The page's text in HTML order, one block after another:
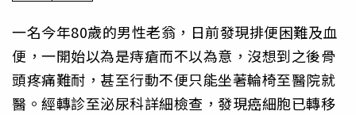
一名今年80歲的男性老翁，日前發現排便困難及血
便，一開始以為是痔瘡而不以為意，沒想到之後骨
頭疼痛難耐，甚至行動不便只能坐著輪椅至醫院就
醫。經轉診至泌尿科詳細檢查，發現癌細胞已轉移